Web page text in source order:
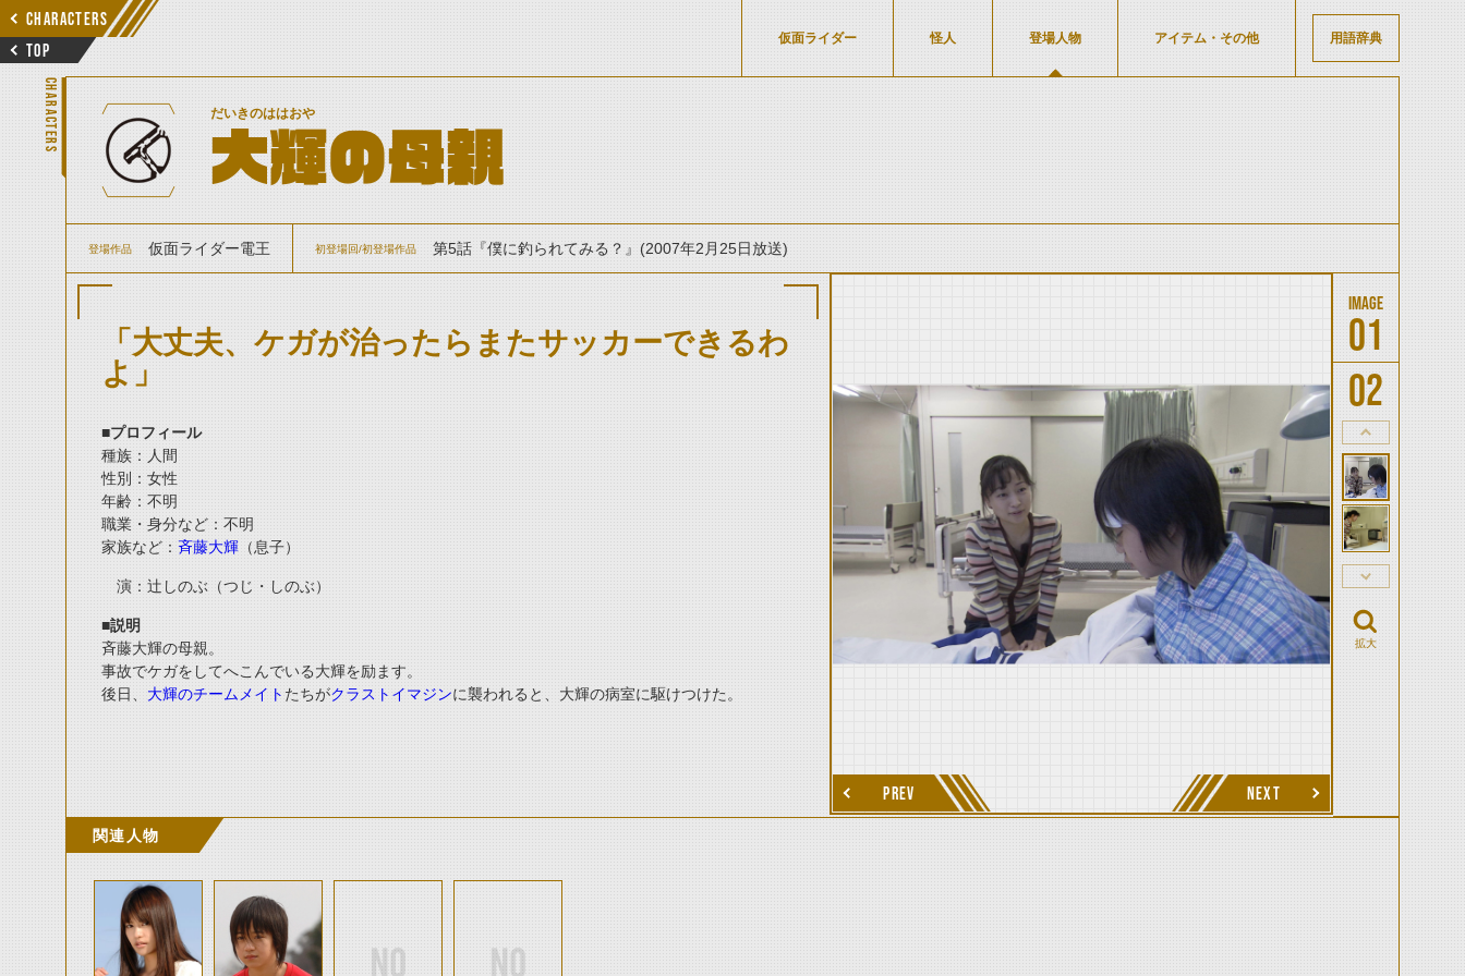
CHARACTERS
TOP
仮面ライダー 怪人 登場人物 アイテム・その他 用語辞典
CHARACTERS だいきのははおや
大輝の母親
登場作品 仮面ライダー電王 初登場回/初登場作品 第5話『僕に釣られてみる？』(2007年2月25日放送)
「大丈夫、ケガが治ったらまたサッカーできるわ
よ」
■プロフィール
種族：人間
性別：女性
年齢：不明
職業・身分など：不明
家族など： 斉藤大輝 （息子）
演：辻しのぶ（つじ・しのぶ）
■説明
斉藤大輝の母親。
事故でケガをしてへこんでいる大輝を励ます。
後日、 大輝のチームメイト たちがクラストイマジンに襲われると、大輝の病室に駆けつけた。
PREV NEXT
01
02
thumbnail Next
拡大
関連人物